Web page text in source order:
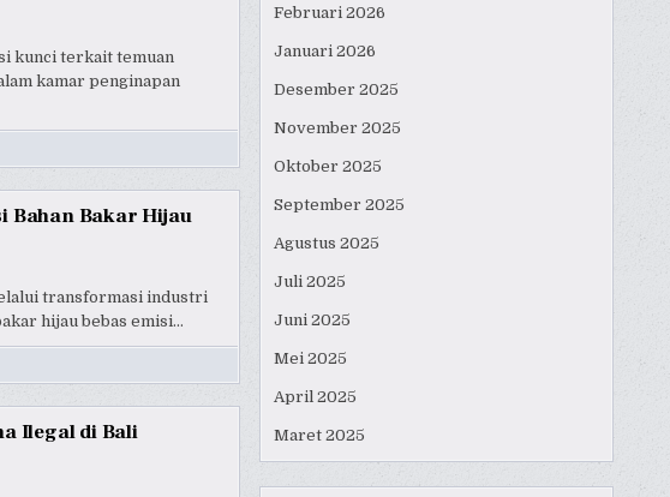
kunci terkait temuan
kamar penginapan
Bahan Bakar Hijau
transformasi industri
hijau bebas emisi…
Ilegal di Bali
Februari 2026
Januari 2026
Desember 2025
November 2025
Oktober 2025
September 2025
Agustus 2025
Juli 2025
Juni 2025
Mei 2025
April 2025
Maret 2025